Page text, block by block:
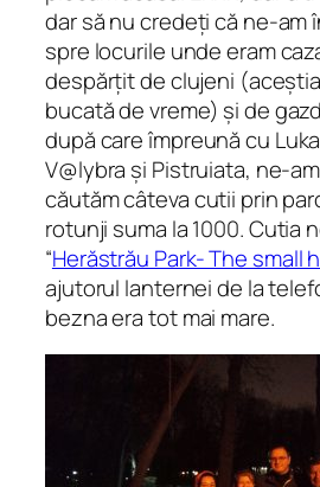
dar să nu credeți că ne-
spre locurile unde eram
despărțit de clujeni
bucată de vreme) și de
după care împreună cu
V@lybra și Pistruiata, ne-
căutăm câteva cutii prin
rotunji suma la 1000. Cutia
“Herăstrău Park- The small
ajutorul lanternei de la
bezna era tot mai mare.